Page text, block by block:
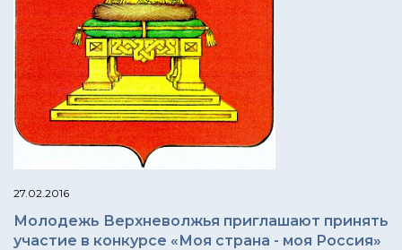
27.02.2016
Молодежь Верхневолжья приглашают принять
участие в конкурсе «Моя страна - моя Россия»